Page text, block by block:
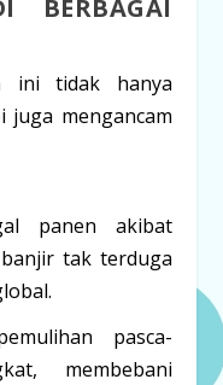
BERBAGAI
ini tidak hanya
mengancam
panen akibat
tak terduga
pasca-
membebani